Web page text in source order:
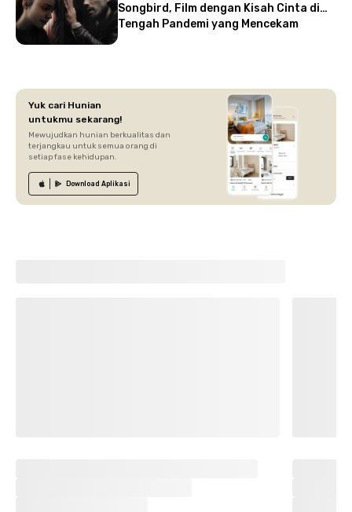
Songbird, Film dengan Kisah Cinta di
Tengah Pandemi yang Mencekam
Yuk cari Hunian
untukmu sekarang!
Mewujudkan hunian berkualitas dan
terjangkau untuk semua orang di
setiap fase kehidupan.
Download Aplikasi